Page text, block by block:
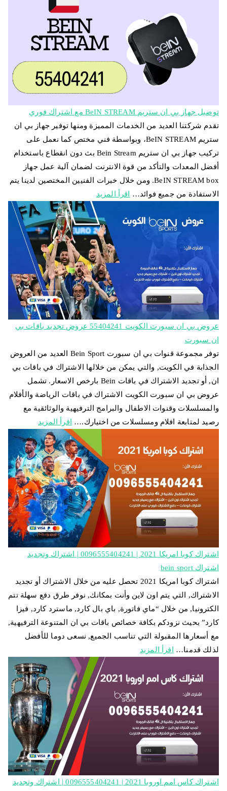
توصيل جهاز بي ان ستريم BeIN STREAM مع اشتراك فوري
تقدم شركتنا العديد من الخدمات المميزة ومنها توفير جهاز بي ان
ستريم BeIN STREAM، وبواسطة فني مختص كما نعمل على
تركيب جهاز بي ان ستريم Bein Stream بث دون انقطاع باستخدام
أفضل المعدات والتأكد من قوة الانترنت لضمان آلية عمل جهاز
BeIN STREAM box. ومن خلال خبرات الفنيين المختصين لدينا يتم
الاستفادة من جميع فوائد…
اقرأ المزيد
عروض بي ان سبورت الكويت 55404241 عروض تجديد باقات بي
ان سبورت
توفر مجموعة قنوات بي ان سبورت Bein Sport العديد من العروض
الجذابة في الكويت, والتي يمكن من خلالها الاشتراك في باقات بي
ان, أو تجديد الاشتراك في باقات Bein بارخص الاسعار. تشمل
عروض بي ان سبورت الكويت الاشتراك في باقات الرياضة والأفلام
والمسلسلات وقنوات الاطفال والبرامج الترفيهية والوثائقية مع
رصيد لمتابعة افلام ومسلسلات من اختيارك.…
اقرأ المزيد
اشتراك كوبا امريكا 2021 | 0096555404241 | اشتراك وتجديد
اشتراك bein sport
اشتراك كوبا امريكا 2021 تحصل عليه من خلال الاشتراك أو تجديد
الاشتراك, التي يتم اون لاين وأنت بمكانك, نوفر طرق دفع سهلة تتم
الكترونيا, من خلال “ماي فاتورة, باي بال كارد, ماسترد كارد, فيزا
كارد” بحيث نزودكم بكافة خصائص باقات بي ان المتنوعة الترفيهية,
مع أسعارها المقبولة التي تناسب الجميع, نسعى دوما للأفضل
لذلك قدمنا…
اقرأ المزيد
اشتراك كاس امم اوروبا 2021 | 0096555404241 | اشتراك وتجديد